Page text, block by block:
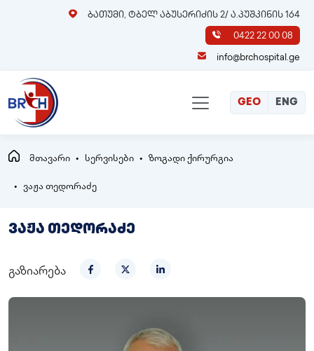
ბათუმი, ტბელ აბუსერიძის 2/ ა.პუშკინის 164
0422 22 00 08
info@brchospital.ge
GEO ENG
მთავარი სერვისები ზოგადი ქირურგია
ვაჟა თედორაძე
ვაჟა თედორაძე
გაზიარება